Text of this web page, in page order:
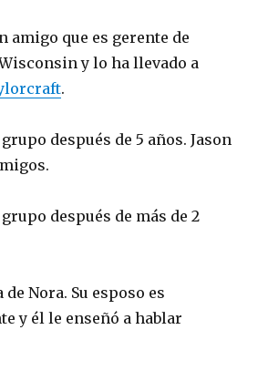
amigo que es gerente de
y lo ha llevado a
.
después de 5 años. Jason
después de más de 2
Nora. Su esposo es
y él le enseñó a hablar